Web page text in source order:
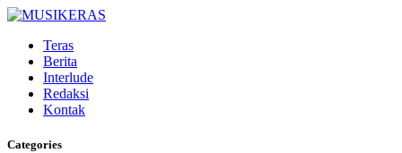
Teras
Berita
Interlude
Redaksi
Kontak
Categories